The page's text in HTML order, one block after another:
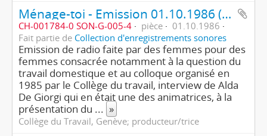
Ménage-toi - Emission 01.10.1986 (4ème partie/4)
CH-001784-0 SON-G-005-4 pièce
01.10.1986
Fait partie de Collection d'enregistrements sonores
Emission de radio faite par des femmes pour des
femmes consacrée notamment à la question du
travail domestique et au colloque organisé en
1985 par le Collège du travail, interview de Alda
De Giorgi qui en était une des animatrices, à la
présentation du ... »
Collège du Travail, Genève; producteur/trice